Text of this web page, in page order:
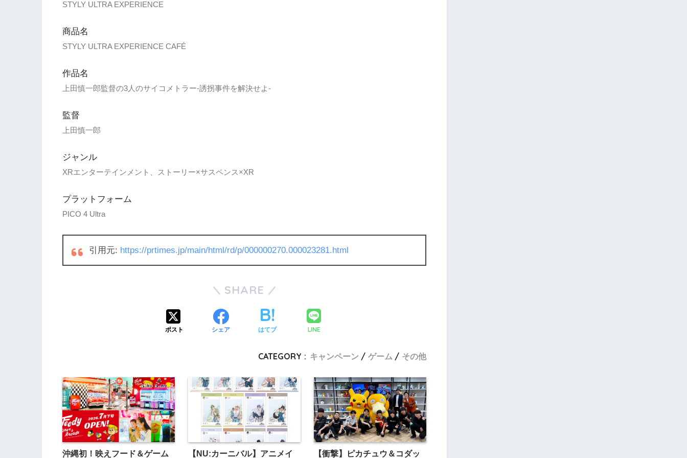
STYLY ULTRA EXPERIENCE
商品名
STYLY ULTRA EXPERIENCE CAFÉ
作品名
上田慎一郎監督の3人のサイコメトラー‐誘拐事件を解決せよ‐
監督
上田慎一郎
ジャンル
XRエンターテインメント、ストーリー×サスペンス×XR
プラットフォーム
PICO 4 Ultra
引用元: https://prtimes.jp/main/html/rd/p/000000270.000023281.html
SHARE
ポスト シェア はてブ LINE
CATEGORY : キャンペーン ゲーム その他
沖縄初！映えフード＆ゲーム 【NU:カーニバル】アニメイ 【衝撃】ピカチュウ＆コダッ